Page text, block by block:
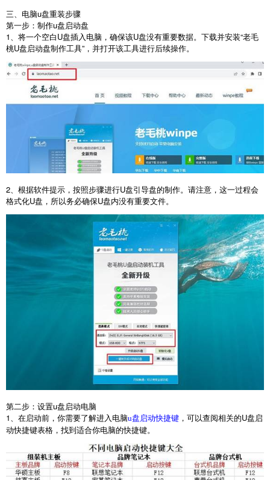
三、电脑u盘重装步骤
第一步：制作u盘启动盘
1、将一个空白U盘插入电脑，确保该U盘没有重要数据。下载并安装“老毛
桃U盘启动盘制作工具”，并打开该工具进行后续操作。
2、根据软件提示，按照步骤进行U盘引导盘的制作。请注意，这一过程会
格式化U盘，所以务必确保U盘内没有重要文件。
第二步：设置u盘启动电脑
1、在启动前，你需要了解进入电脑u盘启动快捷键 ，可以查阅相关的U盘启
动快捷键表格，找到适合你电脑的快捷键。